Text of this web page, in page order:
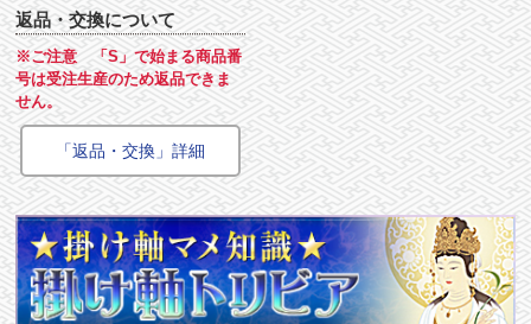
返品・交換について
※ご注意 「S」で始まる商品番
号は受注生産のため返品できま
せん。
「返品・交換」詳細